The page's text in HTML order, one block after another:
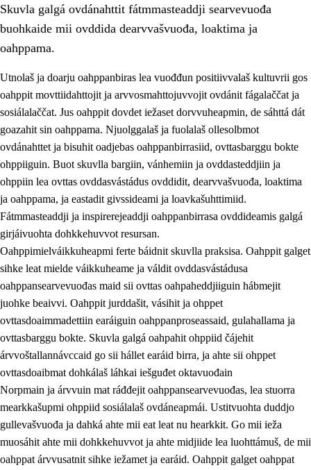
3. Skuvlla praksisa prinsihpat
Fátmmasteaddji oahppanbiras
3.2 Oahpaheapmi ja heivehuvvon oahpahus
3.3 Ovttasbargu ruovttu ja skuvlla gaskka
3.4 Oahpahus oahppofitnodagas ja bargoeallimis
3.5 Profešuvdnasearvevuohta ja skuvlaovdáneapmi
Skuvla galgá ovdánahttit fátmmasteaddji searvevuođa
buohkaide mii ovddida dearvvašvuođa, loaktima ja
oahppama.
Utnolaš ja doarju oahppanbiras lea vuođđun positiivvalaš kultuvrii gos
oahppit movttiidahttojit ja arvvosmahttojuvvojit ovdánit fágalaččat ja
sosiálalaččat. Jus oahppit dovdet iežaset dorvvuheapmin, de sáhttá dát
goazahit sin oahppama. Njuolggalaš ja fuolalaš ollesolbmot
ovdánahttet ja bisuhit oadjebas oahppanbirrasiid, ovttasbarggu bokte
ohppiiguin. Buot skuvlla bargiin, vánhemiin ja ovddasteddjiin ja
ohppiin lea ovttas ovddasvástádus ovddidit, dearvvašvuođa, loaktima
ja oahppama, ja eastadit givssideami ja loavkašuhttimiid.
Fátmmasteaddji ja inspirerejeaddji oahppanbirrasa ovddideamis galgá
girjáivuohta dohkkehuvvot resursan.
Oahppimielváikkuheapmi ferte báidnit skuvlla praksisa. Oahppit galget
sihke leat mielde váikkuheame ja váldit ovddasvástádusa
oahppansearvevuođas maid sii ovttas oahpaheddjiiguin hábmejit
juohke beaivvi. Oahppit jurddašit, vásihit ja ohppet
ovttasdoaimmadettiin earáiguin oahppanproseassaid, gulahallama ja
ovttasbarggu bokte. Skuvla galgá oahpahit ohppiid čájehit
árvvoštallannávccaid go sii hállet earáid birra, ja ahte sii ohppet
ovttasdoaibmat dohkálaš láhkai iešguđet oktavuođain
Norpmain ja árvvuin mat ráđđejit oahppansearvevuođas, lea stuorra
mearkkašupmi ohppiid sosiálalaš ovdáneapmái. Ustitvuohta duddjo
gullevašvuođa ja dahká ahte mii eat leat nu hearkkit. Go mii ieža
muosáhit ahte mii dohkkehuvvot ja ahte midjiide lea luohttámuš, de mii
oahppat árvvusatnit sihke iežamet ja earáid. Oahppit galget oahppat